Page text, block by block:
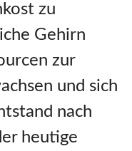
zu
Gehirn
zur
und sich
nach
heutige